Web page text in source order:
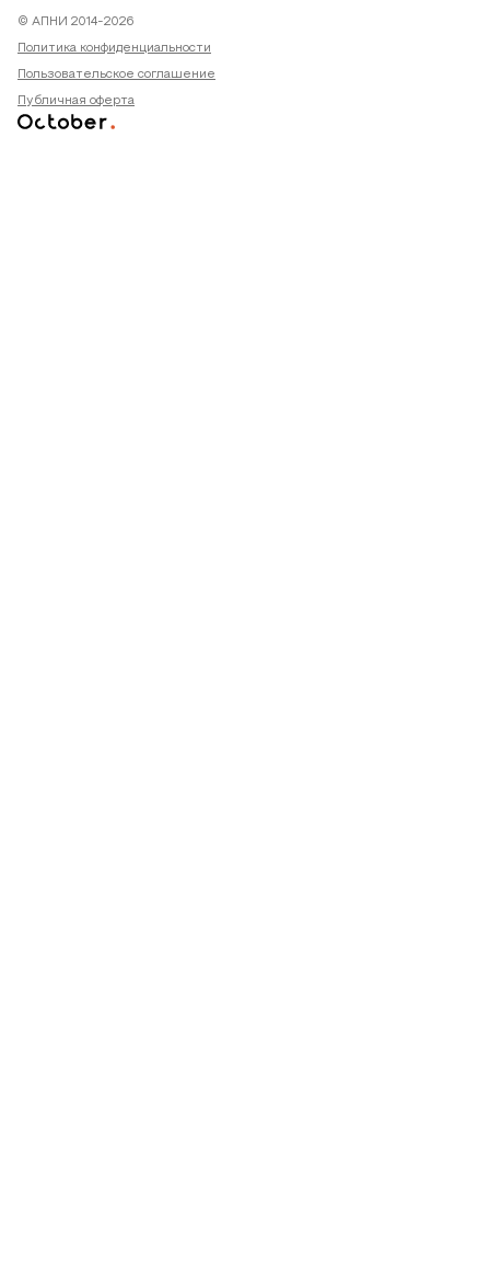
© АПНИ 2014-2026
Политика конфиденциальности
Пользовательское соглашение
Публичная оферта